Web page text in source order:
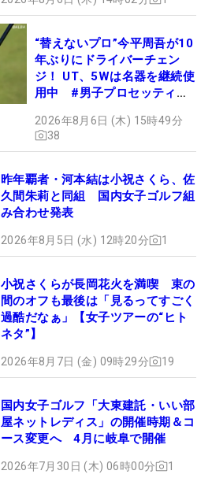
“替えないプロ”今平周吾が10
年ぶりにドライバーチェン
ジ！ UT、5Wは名器を継続使
用中 #男子プロセッティン
2026年8月6日 (木) 15時49分
38
昨年覇者・河本結は小祝さくら、佐
久間朱莉と同組 国内女子ゴルフ組
み合わせ発表
2026年8月5日 (水) 12時20分 1
小祝さくらが長岡花火を満喫 束の
間のオフも最後は「見るってすごく
過酷だなぁ」【女子ツアーの“ヒト
ネタ”】
2026年8月7日 (金) 09時29分 19
国内女子ゴルフ「大東建託・いい部
屋ネットレディス」の開催時期＆コ
ース変更へ 4月に岐阜で開催
2026年7月30日 (木) 06時00分 1